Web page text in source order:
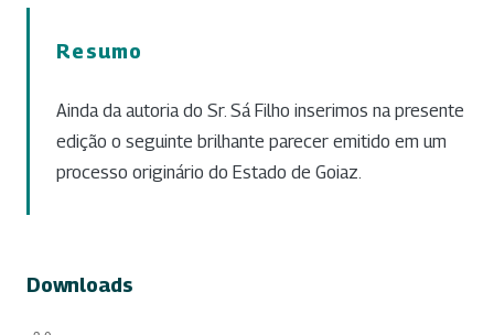
Resumo
Ainda da autoria do Sr. Sá Filho inserimos na presente
edição o seguinte brilhante parecer emitido em um
processo originário do Estado de Goiaz.
Downloads